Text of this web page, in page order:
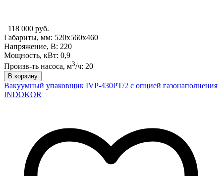
118 000 руб.
Габариты, мм: 520х560х460
Напряжение, В: 220
Мощность, кВт: 0,9
Произв-ть насоса, м3/ч: 20
В корзину
Вакуумный упаковщик IVP-430PT/2 с опцией газонаполнения
INDOKOR